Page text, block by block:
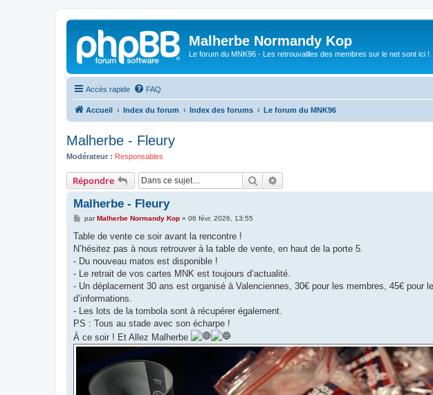
Malherbe Normandy Kop
Le forum du MNK96 - Les retrouvailles des membres sur le net sont ici !
Accès rapide FAQ
Accueil Index du forum Index des forums Le forum du MNK96
Malherbe - Fleury
Modérateur : Responsables
Répondre Rechercher
Malherbe - Fleury
M
s
a
g
parMalherbe Normandy Kop» 06 févr. 2026, 13:55
Table de vente ce soir avant la rencontre !
N’hésitez pas à nous retrouver à la table de vente, en haut de la porte 5.
- Du nouveau matos est disponible !
- Le retrait de vos cartes MNK est toujours d’actualité.
- Un déplacement 30 ans est organisé à Valenciennes, 30€ pour les membres, 45€ pour
d’informations.
- Les lots de la tombola sont à récupérer également.
PS : Tous au stade avec son écharpe !
À ce soir ! Et Allez Malherbe